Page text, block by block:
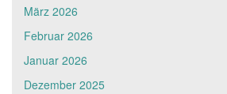
März 2026
Februar 2026
Januar 2026
Dezember 2025